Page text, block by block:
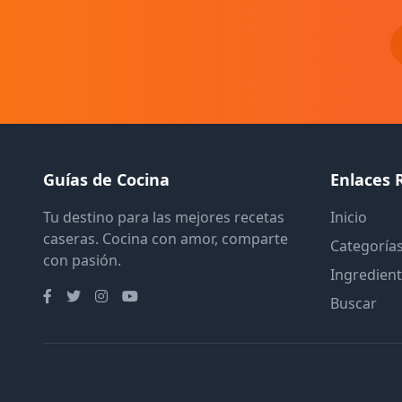
Guías de Cocina
Tu destino para las mejores recetas
caseras. Cocina con amor, comparte
con pasión.
Enlaces
Inicio
Buscar